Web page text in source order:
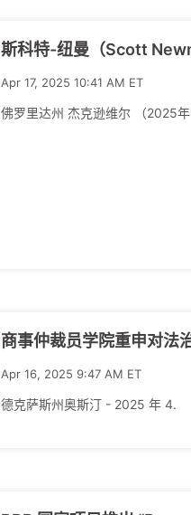
斯科特-纽曼（Scott
Apr 17, 2025 10:41 AM ET
佛罗里达州 杰克逊维尔 （2025
商事仲裁员学院重申对法
Apr 16, 2025 9:47 AM ET
德克萨斯州奥斯汀 - 2025 年 4.